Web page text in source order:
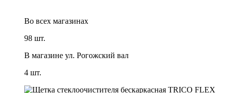
Во всех магазинах
98 шт.
В магазине ул. Рогожский вал
4 шт.